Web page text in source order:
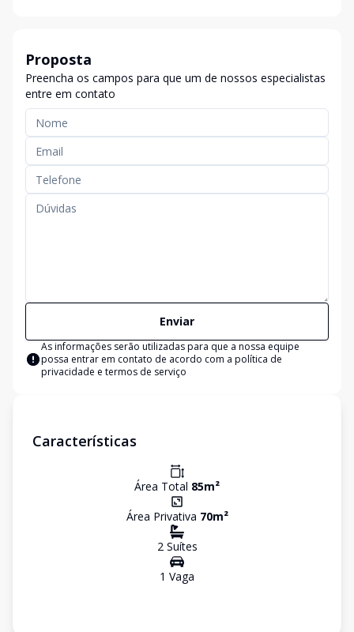
Proposta
Preencha os campos para que um de nossos especialistas
entre em contato
Enviar
As informações serão utilizadas para que a nossa equipe
possa entrar em contato de acordo com a política de
privacidade e termos de serviço
Características
Área Total 85m²
Área Privativa 70m²
2Suítes
1 Vaga